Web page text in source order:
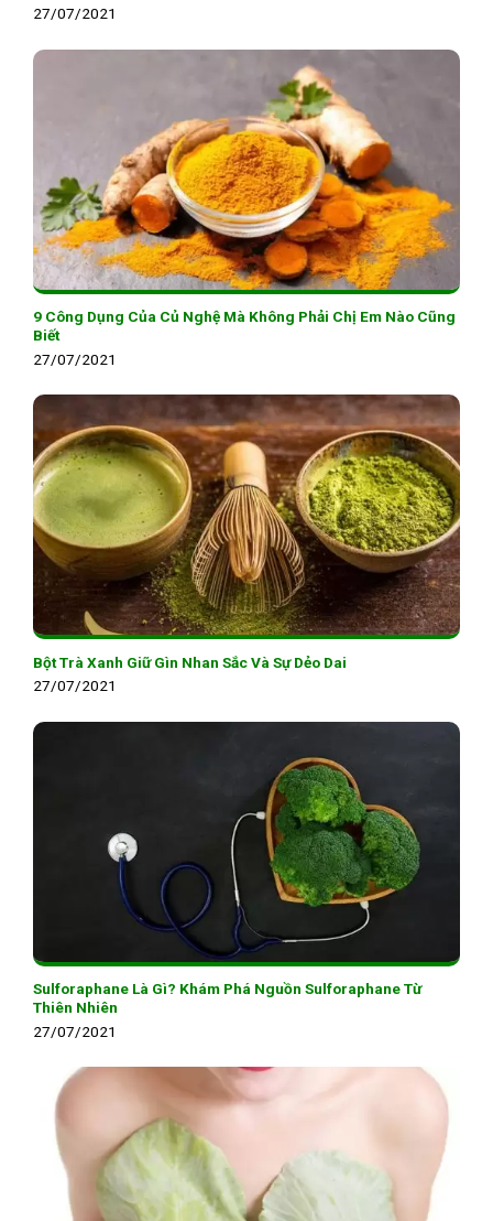
27/07/2021
9 Công Dụng Của Củ Nghệ Mà Không Phải Chị Em Nào Cũng
Biết
27/07/2021
Bột Trà Xanh Giữ Gìn Nhan Sắc Và Sự Dẻo Dai
27/07/2021
Sulforaphane Là Gì? Khám Phá Nguồn Sulforaphane Từ
Thiên Nhiên
27/07/2021